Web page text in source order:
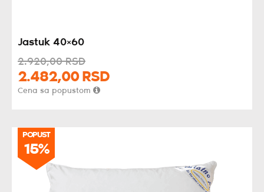
Jastuk 40×60
2.920,00 RSD
2.482,00 RSD
Cena sa popustom
POPUST
15%